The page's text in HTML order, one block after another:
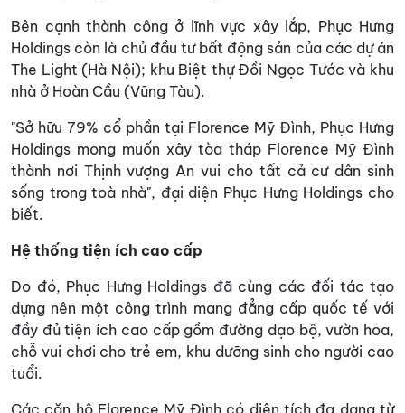
Bên cạnh thành công ở lĩnh vực xây lắp, Phục Hưng
Holdings còn là chủ đầu tư bất động sản của các dự án
The Light (Hà Nội); khu Biệt thự Đồi Ngọc Tước và khu
nhà ở Hoàn Cầu (Vũng Tàu).
"Sở hữu 79% cổ phần tại Florence Mỹ Đình, Phục Hưng
Holdings mong muốn xây tòa tháp Florence Mỹ Đình
thành nơi Thịnh vượng An vui cho tất cả cư dân sinh
sống trong toà nhà", đại diện Phục Hưng Holdings cho
biết.
Hệ thống tiện ích cao cấp
Do đó, Phục Hưng Holdings đã cùng các đối tác tạo
dựng nên một công trình mang đẳng cấp quốc tế với
đầy đủ tiện ích cao cấp gồm đường dạo bộ, vườn hoa,
chỗ vui chơi cho trẻ em, khu dưỡng sinh cho người cao
tuổi.
Các căn hộ Florence Mỹ Đình có diện tích đa dạng từ